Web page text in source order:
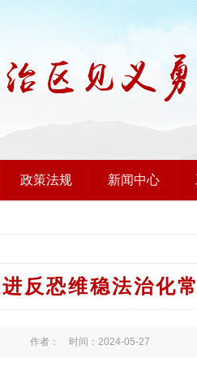
政策法规 新闻中心
反恐维稳法治化
作者： 时间：2024-05-27